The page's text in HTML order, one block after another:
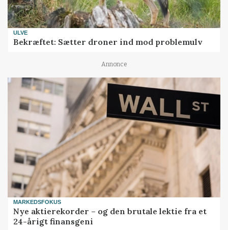
ULVE
Bekræftet: Sætter droner ind mod problemulv
Annonce
MARKEDSFOKUS
Nye aktierekorder – og den brutale lektie fra et
24-årigt finansgeni